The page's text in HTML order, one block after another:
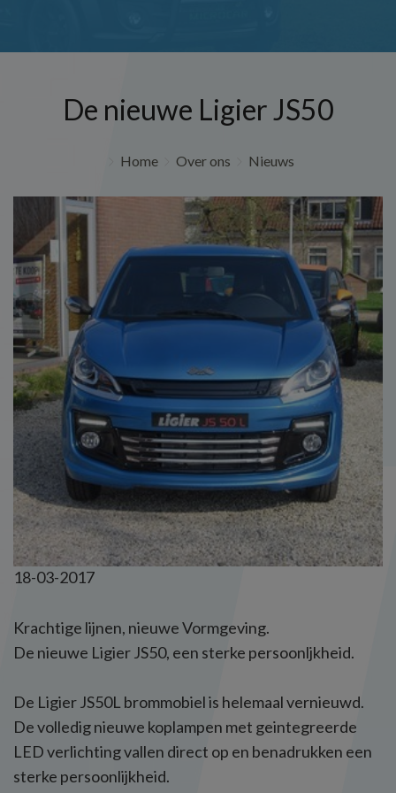
De nieuwe Ligier JS50
Home Over ons Nieuws
18-03-2017
Krachtige lijnen, nieuwe Vormgeving.
De nieuwe Ligier JS50, een sterke persoonljkheid.
De Ligier JS50L brommobiel is helemaal vernieuwd.
De volledig nieuwe koplampen met geintegreerde
LED verlichting vallen direct op en benadrukken een
sterke persoonlijkheid.